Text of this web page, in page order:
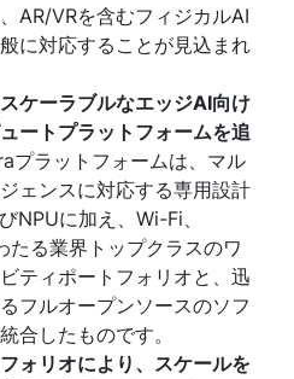
AR/VRを含むフィジカルAI
に対応することが見込まれ
ケーラブルなエッジAI向け
ートプラットフォームを追
プラットフォームは、マル
ェンスに対応する専用設計
NPUに加え、Wi-Fi、
る業界トップクラスのワ
ティポートフォリオと、迅
フルオープンソースのソフ
合したものです。
ォリオにより、スケールを